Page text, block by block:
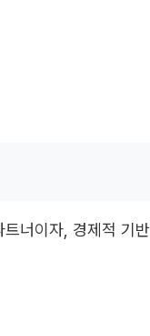
너이자, 경제적 기반